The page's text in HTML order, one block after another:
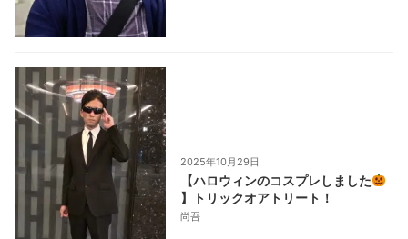
2025年10月29日
【ハロウィンのコスプレしました
】トリックオアトリート！
尚吾